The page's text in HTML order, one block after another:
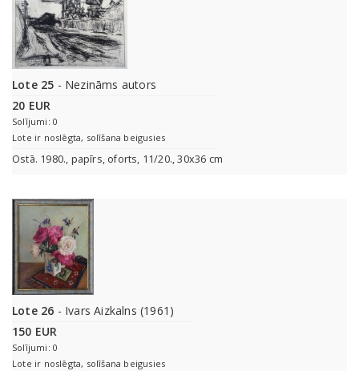
Lote 25 - Nezināms autors
20 EUR
Solījumi: 0
Lote ir noslēgta, solīšana beigusies
Ostā. 1980., papīrs, oforts, 11/20., 30x36 cm
Lote 26 - Ivars Aizkalns (1961)
150 EUR
Solījumi: 0
Lote ir noslēgta, solīšana beigusies